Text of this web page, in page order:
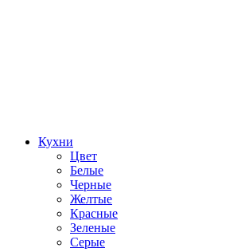
Кухни
Цвет
Белые
Черные
Желтые
Красные
Зеленые
Серые